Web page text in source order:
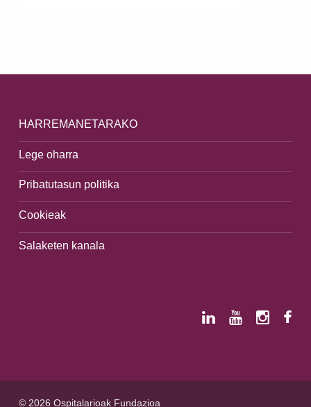
HARREMANETARAKO
Lege oharra
Pribatutasun politika
Cookieak
Salaketen kanala
© 2026 Ospitalarioak Fundazioa